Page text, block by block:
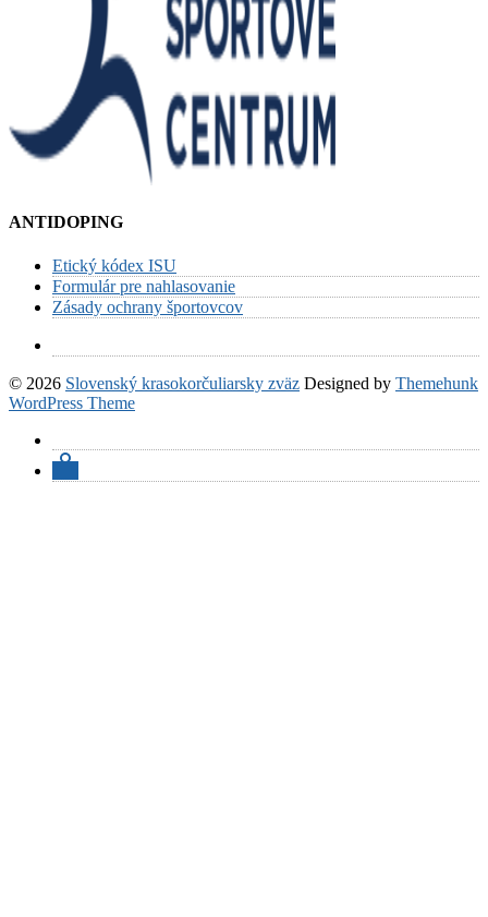
ANTIDOPING
Etický kódex ISU
Formulár pre nahlasovanie
Zásady ochrany športovcov
© 2026 Slovenský krasokorčuliarsky zväz Designed by Themehunk
WordPress Theme